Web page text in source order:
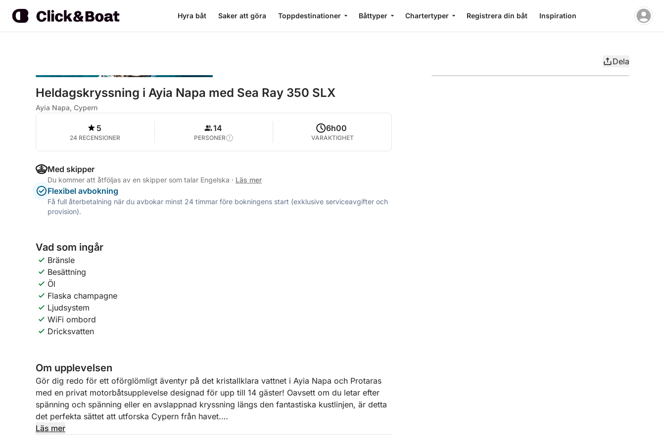
Hyra båt Saker att göra Toppdestinationer Båttyper Chartertyper Registrera din båt Inspiration
Dela
Heldagskryssning i Ayia Napa med Sea Ray 350 SLX
Ayia Napa, Cypern
5
24 RECENSIONER
14
PERSONER
6h00
VARAKTIGHET
Med skipper
Du kommer att åtföljas av en skipper som talar Engelska · Läs mer
Flexibel avbokning
Få full återbetalning när du avbokar minst 24 timmar före bokningens start (exklusive serviceavgifter och
provision).
Vad som ingår
Bränsle
Besättning
Öl
Flaska champagne
Ljudsystem
WiFi ombord
Dricksvatten
Om upplevelsen
Gör dig redo för ett oförglömligt äventyr på det kristallklara vattnet i Ayia Napa och Protaras
med en privat motorbåtsupplevelse designad för upp till 14 gäster! Oavsett om du letar efter
spänning och spänning eller en avslappnad kryssning längs den fantastiska kustlinjen, är detta
det perfekta sättet att utforska Cypern från havet.
Läs mer